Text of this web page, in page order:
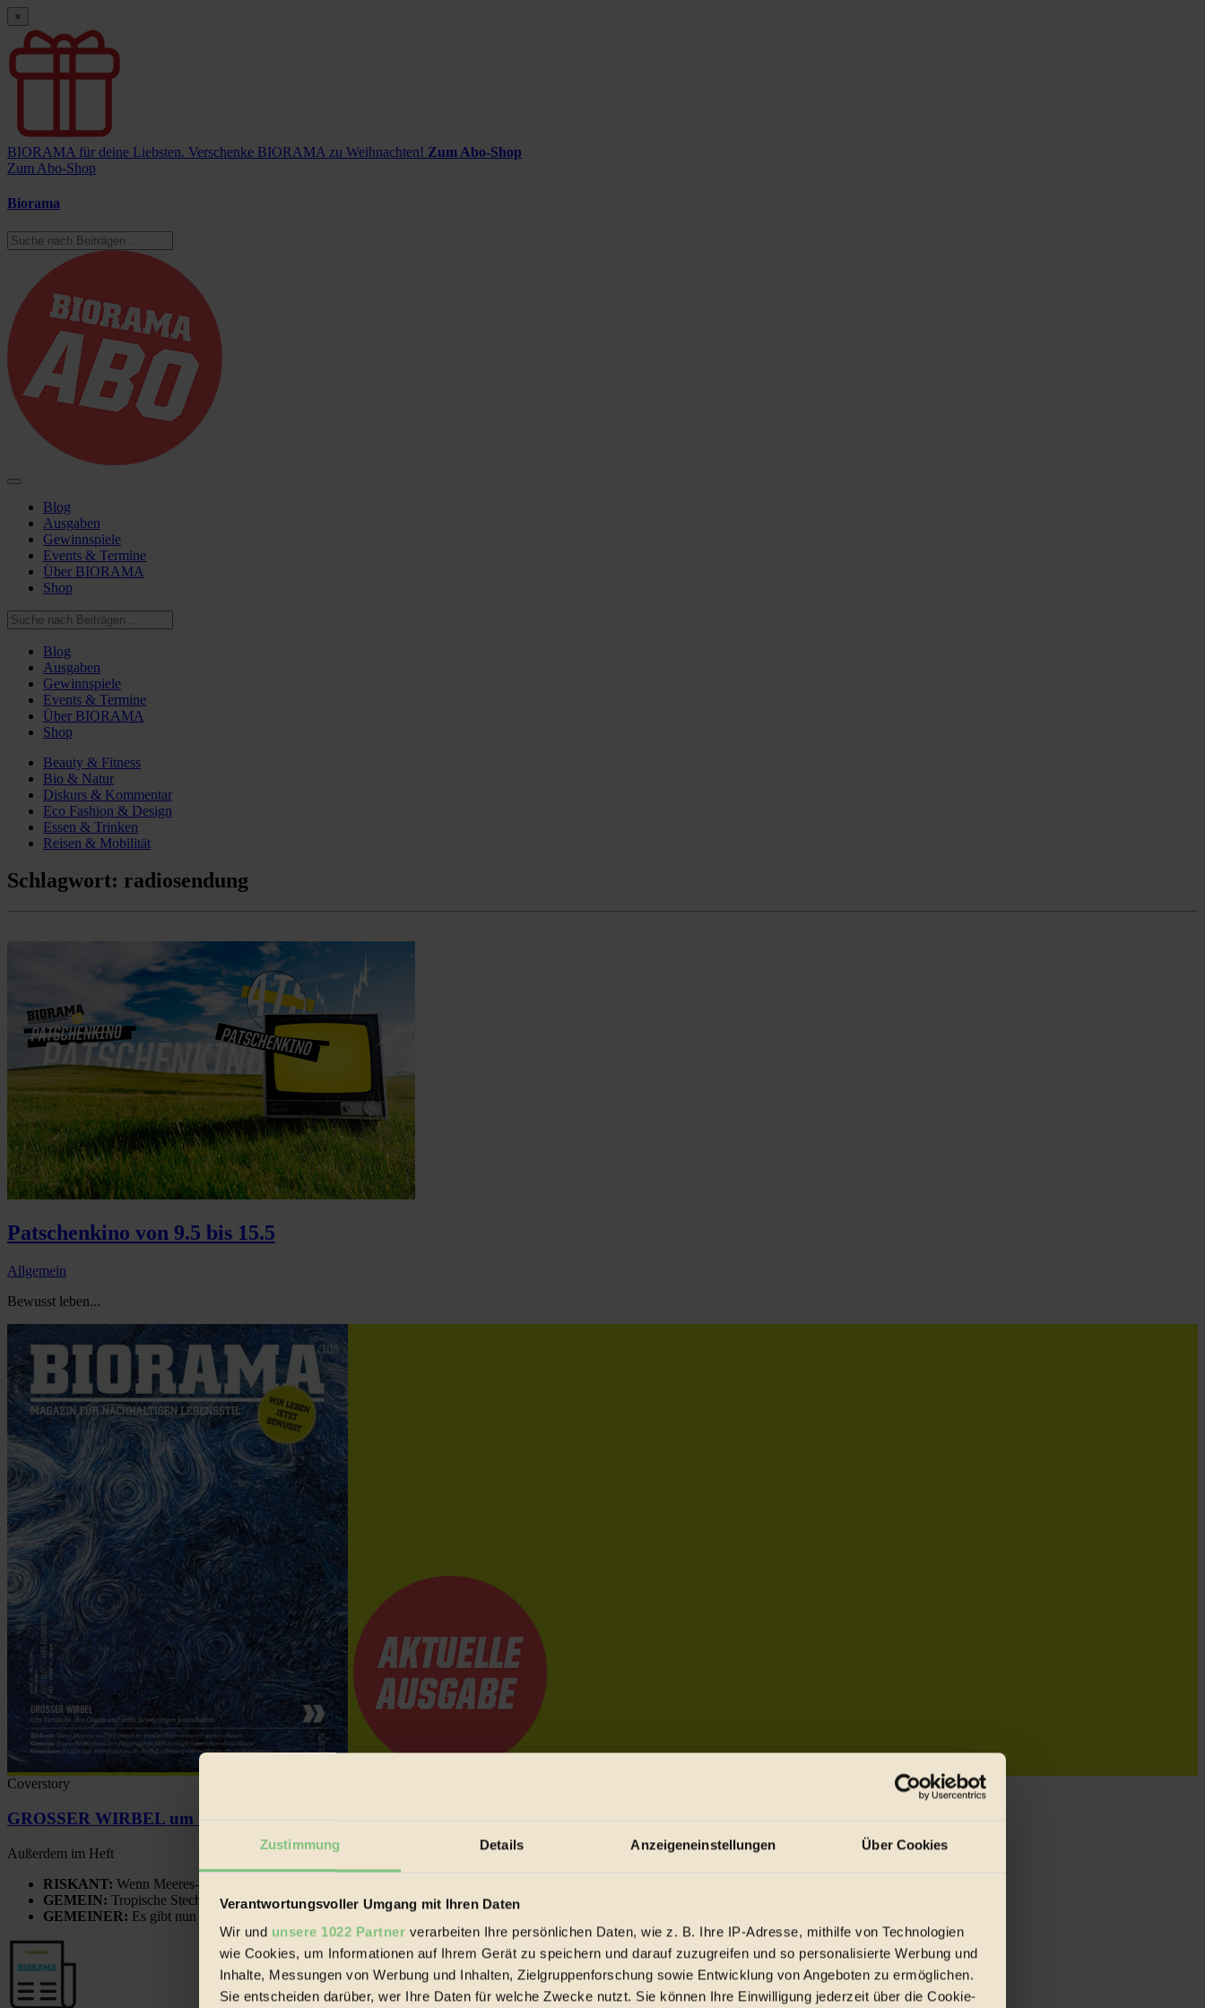
Zustimmung Details Anzeigeneinstellungen Über Cookies
Verantwortungsvoller Umgang mit Ihren Daten
Wir und unsere 1022 Partner verarbeiten Ihre persönlichen Daten, wie z. B. Ihre IP-Adresse, mithilfe von Technologien
wie Cookies, um Informationen auf Ihrem Gerät zu speichern und darauf zuzugreifen und so personalisierte Werbung und
Inhalte, Messungen von Werbung und Inhalten, Zielgruppenforschung sowie Entwicklung von Angeboten zu ermöglichen.
Sie entscheiden darüber, wer Ihre Daten für welche Zwecke nutzt. Sie können Ihre Einwilligung jederzeit über die Cookie-
×
BIORAMA für deine Liebsten. Verschenke BIORAMA zu Weihnachten! Zum Abo-Shop
Zum Abo-Shop
Biorama
Blog
Ausgaben
Gewinnspiele
Events & Termine
Über BIORAMA
Shop
Blog
Ausgaben
Gewinnspiele
Events & Termine
Über BIORAMA
Shop
Beauty & Fitness
Bio & Natur
Diskurs & Kommentar
Eco Fashion & Design
Essen & Trinken
Reisen & Mobilität
Schlagwort: radiosendung
Patschenkino von 9.5 bis 15.5
Allgemein
Bewusst leben...
Coverstory
GROSSER WIRBEL um Versuche, den Ozean und seine Bewegungen festzuhalten.
Außerdem im Heft
RISKANT: Wenn Meeres- und Wildvögel im Freilandhühnerbetrieb vorbeischauen.
GEMEIN: Tropische Stechmücken fühlen sich in Mitteleuropa inziwschen oft zu Hause.
GEMEINER: Es gibt nun Weinflaschen, die nach Entleerung voll wieder zu dir zurückkommen.